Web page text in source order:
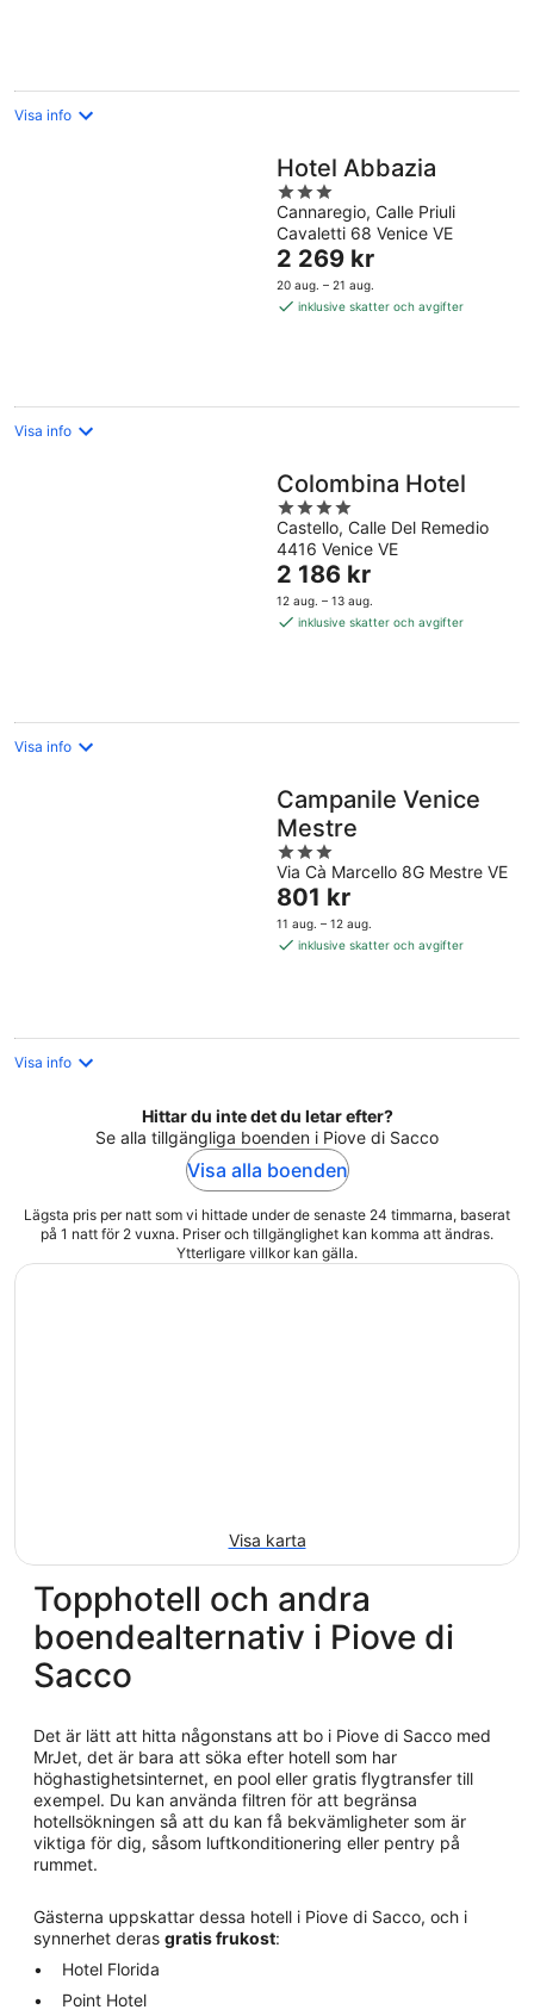
Visa info
Hotel Abbazia
3
out
of
5
Cannaregio, Calle Priuli
Cavaletti 68 Venice VE
Priset
är
2 269 kr
2 269 kr
20 aug. – 21 aug.
inklusive skatter och avgifter
Visa info
Colombina Hotel
4
out
of
5
Castello, Calle Del Remedio
4416 Venice VE
Priset
är
2 186 kr
2 186 kr
12 aug. – 13 aug.
inklusive skatter och avgifter
Visa info
Campanile Venice
Mestre
3
out
of
5
Via Cà Marcello 8G Mestre VE
Priset
är
801 kr
801 kr
11 aug. – 12 aug.
inklusive skatter och avgifter
Visa info
Hittar du inte det du letar efter?
Se alla tillgängliga boenden i Piove di Sacco
Visa alla boenden
Lägsta pris per natt som vi hittade under de senaste 24 timmarna, baserat
på 1 natt för 2 vuxna. Priser och tillgänglighet kan komma att ändras.
Ytterligare villkor kan gälla.
Visa karta
Topphotell och andra
boendealternativ i Piove di
Sacco
Det är lätt att hitta någonstans att bo i Piove di Sacco med
MrJet, det är bara att söka efter hotell som har
höghastighetsinternet, en pool eller gratis flygtransfer till
exempel. Du kan använda filtren för att begränsa
hotellsökningen så att du kan få bekvämligheter som är
viktiga för dig, såsom luftkonditionering eller pentry på
rummet.
Gästerna uppskattar dessa hotell i Piove di Sacco, och i
synnerhet deras gratis frukost:
Hotel Florida
Point Hotel